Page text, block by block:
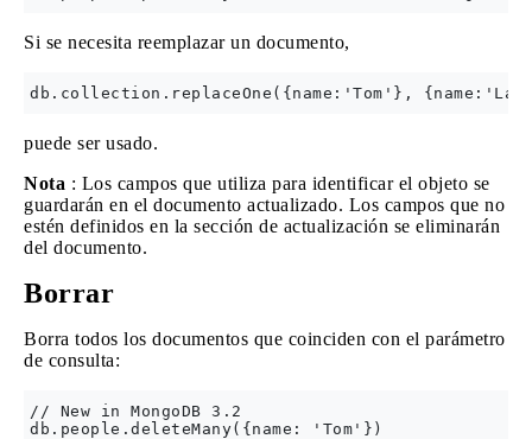
Si se necesita reemplazar un documento,
puede ser usado.
Nota : Los campos que utiliza para identificar el objeto se
guardarán en el documento actualizado. Los campos que no
estén definidos en la sección de actualización se eliminarán
del documento.
Borrar
Borra todos los documentos que coinciden con el parámetro
de consulta:
// New in MongoDB 3.2
db.people.deleteMany({name: 'Tom'})